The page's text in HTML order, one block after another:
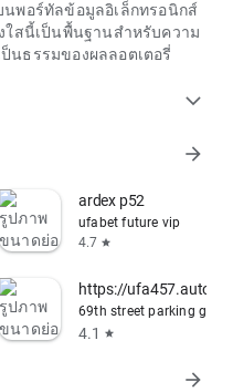
นพอร์ทัลข้อมูลอิเล็กทรอนิกส์
ใสนี้เป็นพื้นฐานสำหรับความ
นธรรมของผลลอตเตอรี่
expand_more
arrow_forward
ardex p52
ufabet future vip
4.7 star
https://
69th street parking
4.1 star
arrow_forward